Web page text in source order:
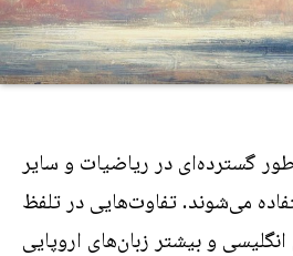
گسترده‌ای در ریاضیات و سایر
می‌شوند. تفاوت‌هایی در تلفظ
و بیشتر زبان‌های اروپایی